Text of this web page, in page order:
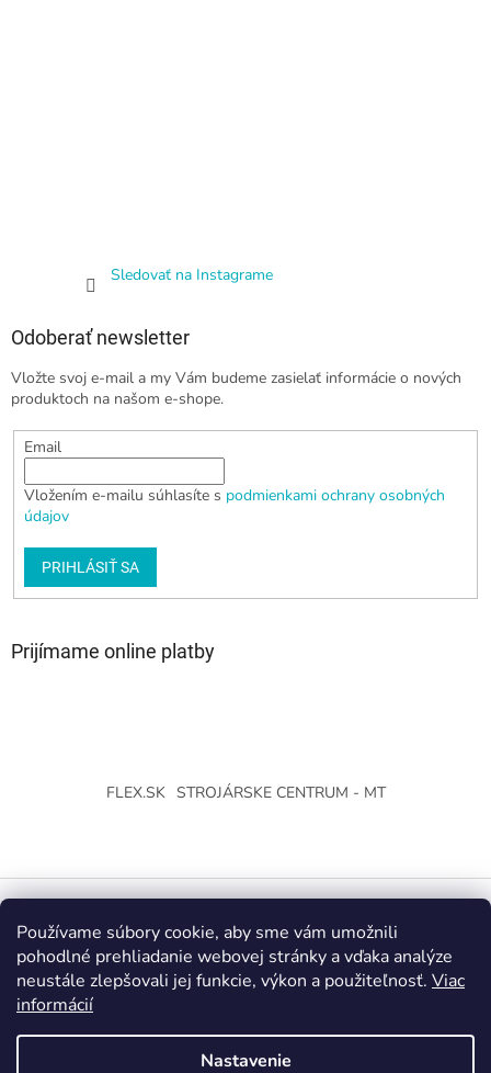
Používame súbory cookie, aby sme vám umožnili
pohodlné prehliadanie webovej stránky a vďaka analýze
neustále zlepšovali jej funkcie, výkon a použiteľnosť. Viac
informácií
Nastavenie
Sledovať na Instagrame
Odoberať newsletter
Vložte svoj e-mail a my Vám budeme zasielať informácie o nových
produktoch na našom e-shope.
Email
Vložením e-mailu súhlasíte s podmienkami ochrany osobných
údajov
PRIHLÁSIŤ SA
Prijímame online platby
FLEX.SK STROJÁRSKE CENTRUM - MT
Vytvoril Shoptet
Copyright 2026